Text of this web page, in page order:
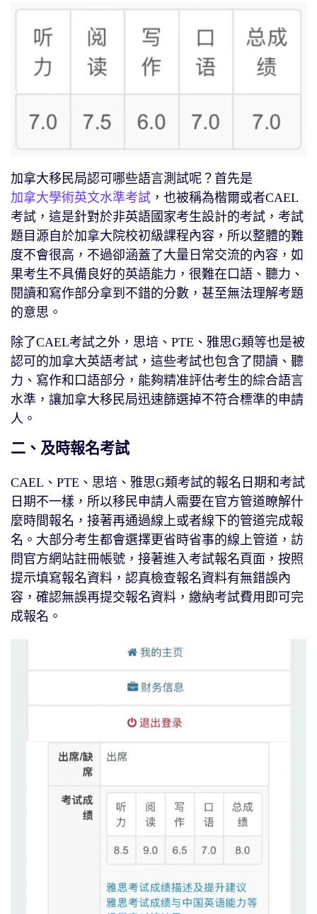
加拿大移民局認可哪些語言測試呢？首先是
加拿大學術英文水準考試 ，也被稱為楷爾或者CAEL
考試，這是針對於非英語國家考生設計的考試，考試
題目源自於加拿大院校初級課程內容，所以整體的難
度不會很高，不過卻涵蓋了大量日常交流的內容，如
果考生不具備良好的英語能力，很難在口語、聽力、
閱讀和寫作部分拿到不錯的分數，甚至無法理解考題
的意思。
除了CAEL考試之外，思培、PTE、雅思G類等也是被
認可的加拿大英語考試，這些考試也包含了閱讀、聽
力、寫作和口語部分，能夠精准評估考生的綜合語言
水準，讓加拿大移民局迅速篩選掉不符合標準的申請
人。
二、及時報名考試
CAEL、PTE、思培、雅思G類考試的報名日期和考試
日期不一樣，所以移民申請人需要在官方管道瞭解什
麼時間報名，接著再通過線上或者線下的管道完成報
名。大部分考生都會選擇更省時省事的線上管道，訪
問官方網站註冊帳號，接著進入考試報名頁面，按照
提示填寫報名資料，認真檢查報名資料有無錯誤內
容，確認無誤再提交報名資料，繳納考試費用即可完
成報名。